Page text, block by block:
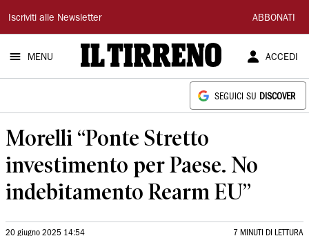
Il
Tirreno
Iscriviti alle Newsletter ABBONATI
MENU ACCEDI
SEGUICI SU DISCOVER
Morelli “Ponte Stretto
investimento per Paese. No
indebitamento Rearm EU”
20 giugno 2025 14:54 7 MINUTI DI LETTURA